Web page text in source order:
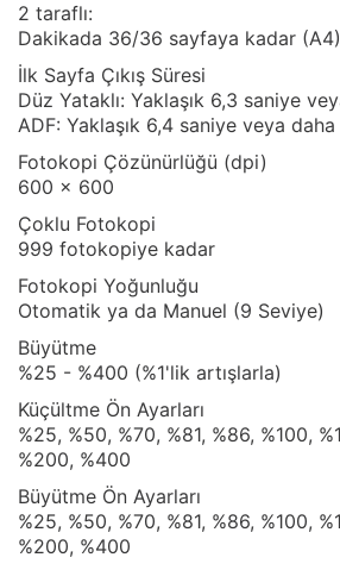
2 taraflı:
Dakikada 36/36 sayfaya kadar (A4)
İlk Sayfa Çıkış Süresi
Düz Yataklı: Yaklaşık 6,3 saniye
ADF: Yaklaşık 6,4 saniye veya daha
Fotokopi Çözünürlüğü (dpi)
600 x 600
Çoklu Fotokopi
999 fotokopiye kadar
Fotokopi Yoğunluğu
Otomatik ya da Manuel (9 Seviye)
Büyütme
%25 - %400 (%1'lik artışlarla)
Küçültme Ön Ayarları
%25, %50, %70, %81, %86, %100,
%200, %400
Büyütme Ön Ayarları
%25, %50, %70, %81, %86, %100,
%200, %400